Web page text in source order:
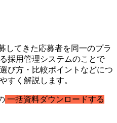
してきた応募者を同一のプラ
採用管理システムのことで
び方・比較ポイントなどにつ
すく解説します。
一括資料ダウンロードする